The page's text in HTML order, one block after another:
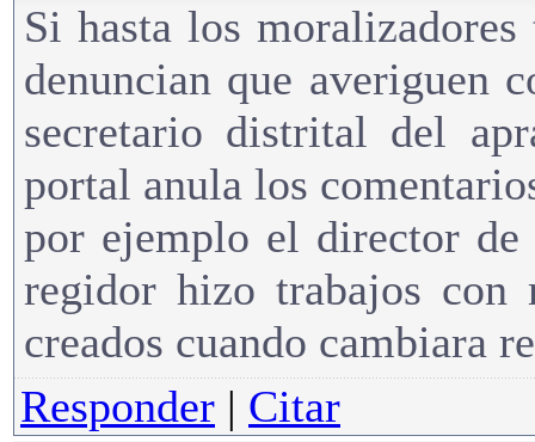
Si hasta los
denuncian que averiguen
secretario distrital del
portal anula los
por ejemplo el director
regidor hizo trabajos con
creados cuando cambiara
Responder | Citar